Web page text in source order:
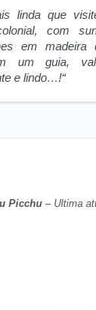
linda que
com
em madeira
um guia,
e lindo…!“
Picchu– Ultima